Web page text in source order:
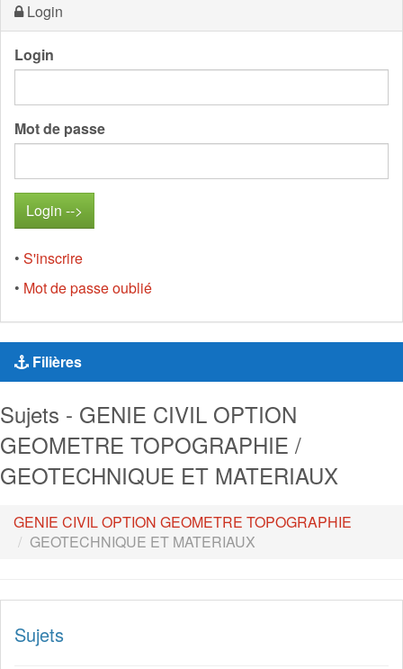
Login
Login
Mot de passe
• S'inscrire
• Mot de passe oublié
Filières
Sujets - GENIE CIVIL OPTION
GEOMETRE TOPOGRAPHIE /
GEOTECHNIQUE ET MATERIAUX
GENIE CIVIL OPTION GEOMETRE TOPOGRAPHIE
GEOTECHNIQUE ET MATERIAUX
Sujets